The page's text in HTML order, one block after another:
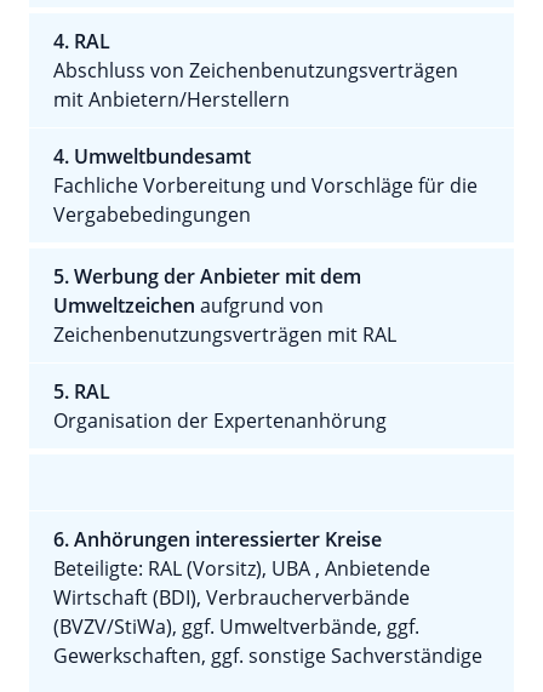
4. RAL
Abschluss von Zeichenbenutzungsverträgen
mit Anbietern/Herstellern
4. Umweltbundesamt
Fachliche Vorbereitung und Vorschläge für die
Vergabebedingungen
5. Werbung der Anbieter mit dem
Umweltzeichen aufgrund von
Zeichenbenutzungsverträgen mit RAL
5. RAL
Organisation der Expertenanhörung
6. Anhörungen interessierter Kreise
Beteiligte: RAL (Vorsitz), UBA , Anbietende
Wirtschaft (BDI), Verbraucherverbände
(BVZV/StiWa), ggf. Umweltverbände, ggf.
Gewerkschaften, ggf. sonstige Sachverständige